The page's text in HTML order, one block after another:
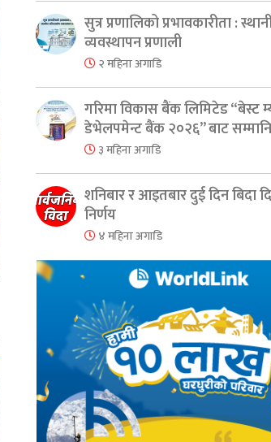
सुत्र प्रणालिको प्रभावकारीता :
व्यवस्थापन प्रणाली
२ महिना अगाडि
गरिमा विकास बैंक लिमिटेड “बेस्ट
डेभेलपमेन्ट बैंक २०२६” बाट
३ महिना अगाडि
शनिबार र आइतबार दुई दिन बिदा
निर्णय
४ महिना अगाडि